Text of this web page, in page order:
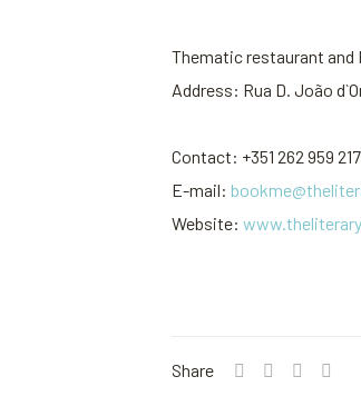
Thematic restaurant and
Address: Rua D. João
Contact: +351 262 959 217
E-mail:
Website:
Share